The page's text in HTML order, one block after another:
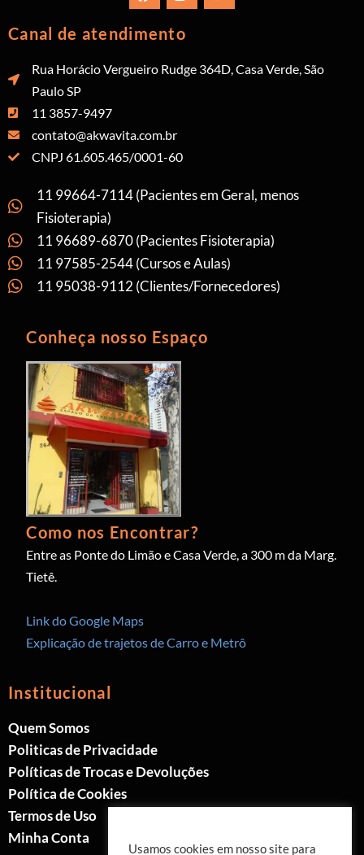
Canal de atendimento
Rua Horácio Vergueiro Rudge 364D, Casa Verde, São
Paulo SP
11 3857-9497
contato@akwavita.com.br
CNPJ 61.605.465/0001-60
11 99664-7114 (Pacientes em Geral, menos
Fisioterapia)
11 96689-6870 (Pacientes Fisioterapia)
11 97585-2544 (Cursos e Aulas)
11 95038-9112 (Clientes/Fornecedores)
Conheça nosso Espaço
Como nos Encontrar?
Entre as Ponte do Limão e Casa Verde, a 300 m da Marg.
Tietê.
Link do Google Maps
Explicação de trajetos de Carro e Metrô
Institucional
Quem Somos
Politicas de Privacidade
Políticas de Trocas e Devoluções
Política de Cookies
Termos de Uso
Minha Conta
Usamos cookies em nosso site para